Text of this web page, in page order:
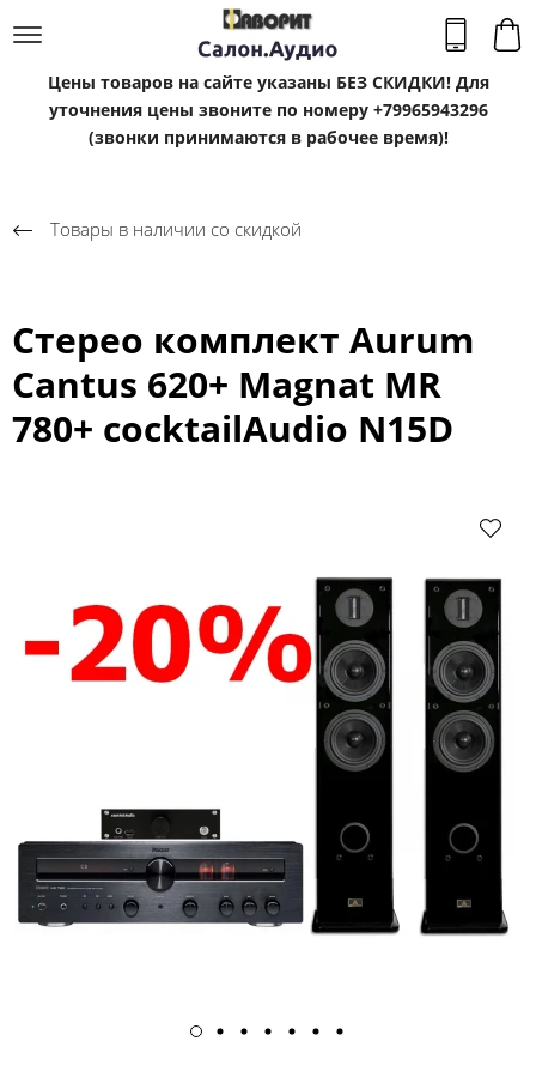
Цены товаров на сайте указаны БЕЗ СКИДКИ! Для
уточнения цены звоните по номеру +79965943296
(звонки принимаются в рабочее время)!
Товары в наличии со скидкой
Стерео комплект Aurum
Cantus 620+ Magnat MR
780+ cocktailAudio N15D